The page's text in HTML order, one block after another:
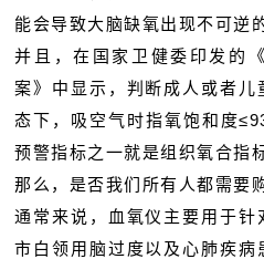
能会导致大脑缺氧出现不可逆
并且，在国家卫健委印发的
案》中显示，判断成人或者
态下，吸空气时指氧饱和度
预警指标之一就是组织氧合指
那么，是否我们所有人都需要
通常来说，血氧仪主要用于
市白领用脑过度以及心肺疾